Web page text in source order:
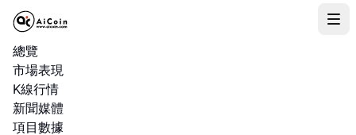
總覽
市場表現
K線行情
新聞媒體
項目數據